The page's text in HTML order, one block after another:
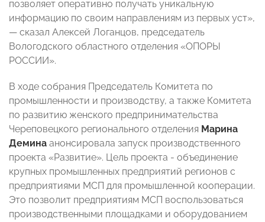
позволяет оперативно получать уникальную
информацию по своим направлениям из первых уст»,
— сказал Алексей Логанцов, председатель
Вологодского областного отделения «ОПОРЫ
РОССИИ».
В ходе собрания Председатель Комитета по
промышленности и производству, а также Комитета
по развитию женского предпринимательства
Череповецкого регионального отделения Марина
Демина анонсировала запуск производственного
проекта «Развитие». Цель проекта - объединение
крупных промышленных предприятий регионов с
предприятиями МСП для промышленной кооперации.
Это позволит предприятиям МСП воспользоваться
производственными площадками и оборудованием